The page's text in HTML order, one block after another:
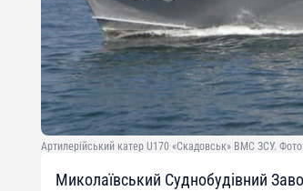
Артилерійський катер U170 «Скадовськ» ВМС ЗСУ.
Миколаївський Суднобудівний